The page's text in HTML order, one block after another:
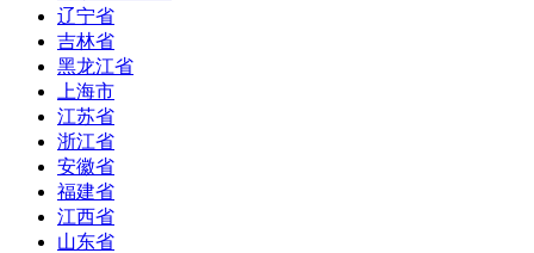
辽宁省
吉林省
黑龙江省
上海市
江苏省
浙江省
安徽省
福建省
江西省
山东省